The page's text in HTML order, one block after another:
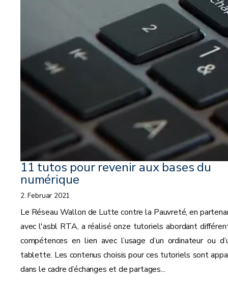
11 tutos pour revenir aux bases du
numérique
2. Februar 2021
Le Réseau Wallon de Lutte contre la Pauvreté, en
avec l'asbl RTA, a réalisé onze tutoriels abordant
compétences en lien avec l’usage d’un ordinateur ou
tablette. Les contenus choisis pour ces tutoriels sont
dans le cadre d’échanges et de partages...